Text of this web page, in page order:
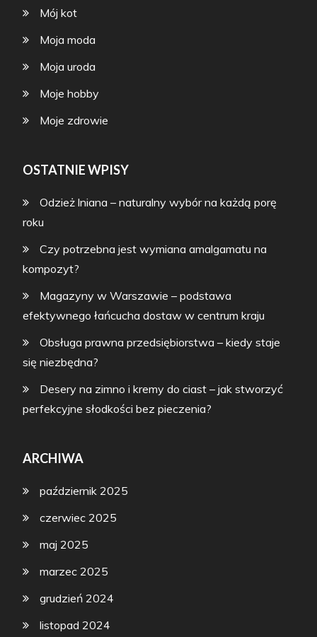
Mój kot
Moja moda
Moja uroda
Moje hobby
Moje zdrowie
OSTATNIE WPISY
Odzież lniana – naturalny wybór na każdą porę
roku
Czy potrzebna jest wymiana amalgamatu na
kompozyt?
Magazyny w Warszawie – podstawa
efektywnego łańcucha dostaw w centrum kraju
Obsługa prawna przedsiębiorstwa – kiedy staje
się niezbędna?
Desery na zimno i kremy do ciast – jak stworzyć
perfekcyjne słodkości bez pieczenia?
ARCHIWA
październik 2025
czerwiec 2025
maj 2025
marzec 2025
grudzień 2024
listopad 2024